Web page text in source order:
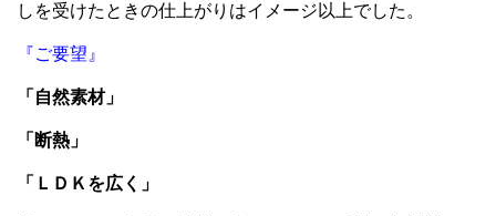
しを受けたときの仕上がりはイメージ以上でした。
『ご要望』
「自然素材」
「断熱」
「ＬＤＫを広く」